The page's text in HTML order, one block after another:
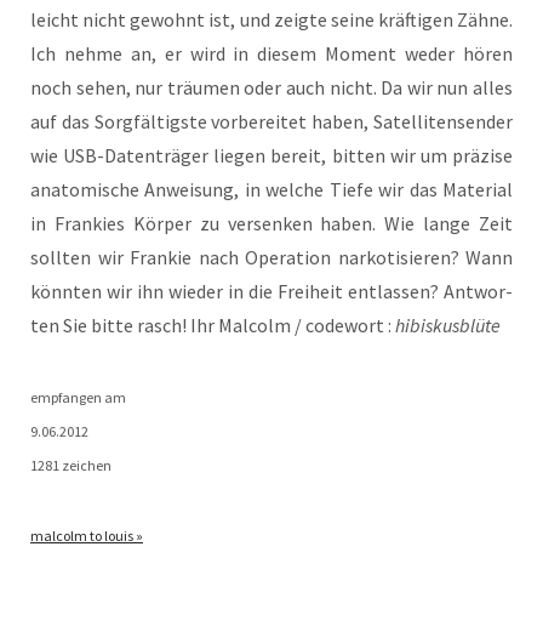
leicht nicht gewohnt ist, und zeig­te sei­ne kräf­ti­gen Zäh­ne.
Ich neh­me an, er wird in die­sem Moment weder hören
noch sehen, nur träu­men oder auch nicht. Da wir nun alles
auf das Sorg­fäl­tigs­te vor­be­rei­tet haben, Satel­li­ten­sen­der
wie USB-Daten­trä­ger lie­gen bereit, bit­ten wir um prä­zi­se
ana­to­mi­sche Anwei­sung, in wel­che Tie­fe wir das Mate­ri­al
in Fran­kies Kör­per zu ver­sen­ken haben. Wie lan­ge Zeit
soll­ten wir Fran­kie nach Ope­ra­ti­on nar­ko­ti­sie­ren? Wann
könn­ten wir ihn wie­der in die Frei­heit ent­las­sen? Ant­wor­
ten Sie bit­te rasch! Ihr Mal­colm / code­wort : hibiskusblüte
emp­fan­gen am
9.06.2012
1281 zeichen
mal­colm to louis »